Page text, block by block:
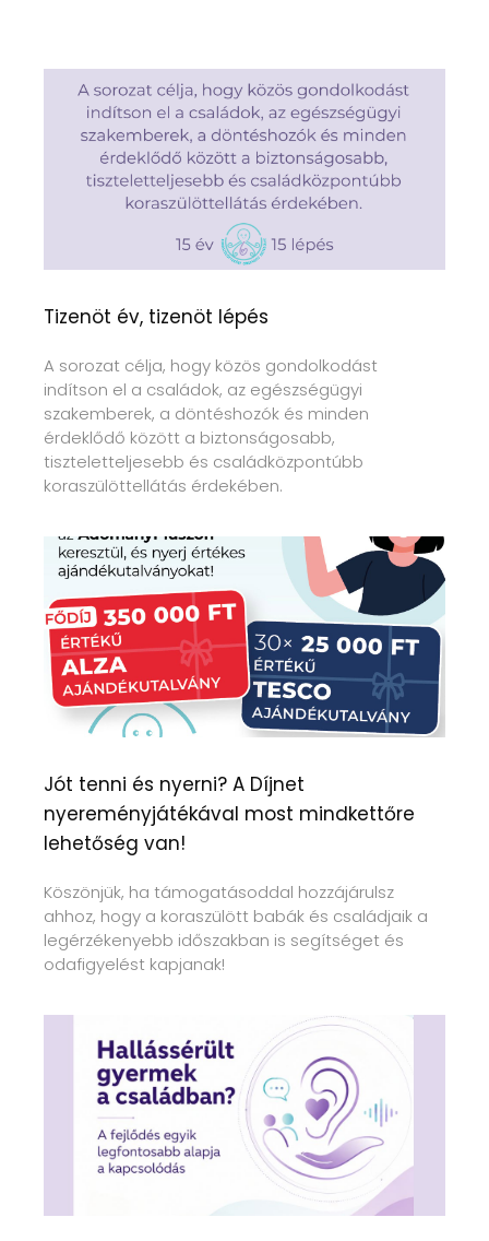
Tizenöt év, tizenöt lépés
A sorozat célja, hogy közös gondolkodást
indítson el a családok, az egészségügyi
szakemberek, a döntéshozók és minden
érdeklődő között a biztonságosabb,
tiszteletteljesebb és családközpontúbb
koraszülöttellátás érdekében.
Jót tenni és nyerni? A Díjnet
nyereményjátékával most mindkettőre
lehetőség van!
Köszönjük, ha támogatásoddal hozzájárulsz
ahhoz, hogy a koraszülött babák és családjaik a
legérzékenyebb időszakban is segítséget és
odafigyelést kapjanak!